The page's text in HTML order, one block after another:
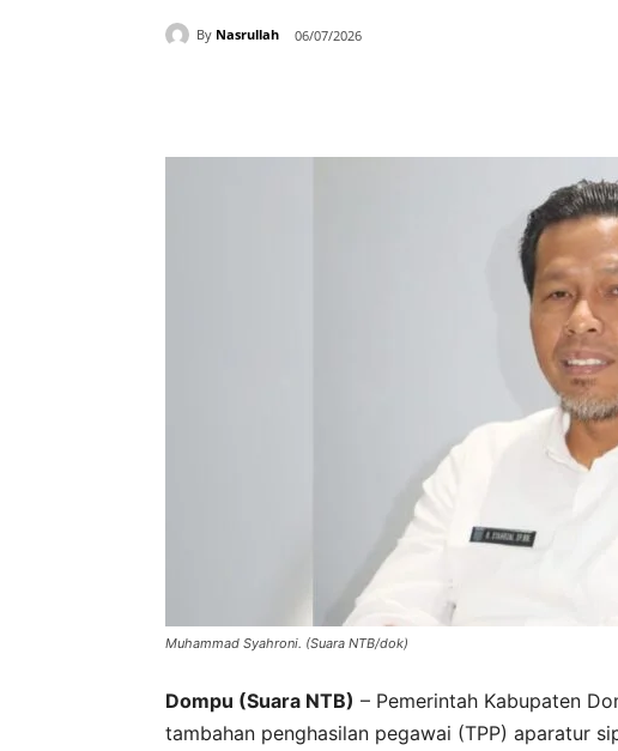
By Nasrullah 06/07/2026
Muhammad Syahroni. (Suara NTB/dok)
Dompu (Suara NTB) – Pemerintah Kabupaten
tambahan penghasilan pegawai (TPP) aparatur